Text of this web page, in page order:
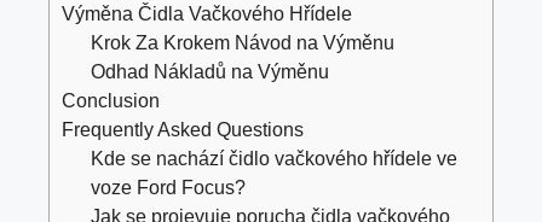
Výměna Čidla Vačkového Hřídele
Krok Za Krokem Návod na Výměnu
Odhad Nákladů na Výměnu
Conclusion
Frequently Asked Questions
Kde se nachází čidlo vačkového hřídele ve
voze Ford Focus?
Jak se projevuje porucha čidla vačkového